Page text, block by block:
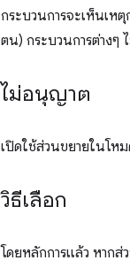
กระบวนการจะเห็นเห
ตน) กระบวนการต่างๆ
ไม่อนุญาต
เปิดใช้ส่วนขยายในโห
วิธีเลือก
โดยหลักการแล้ว หาก